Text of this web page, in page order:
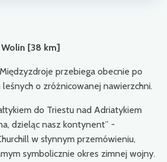
[38 km]
przebiega obecnie po
o zróżnicowanej nawierzchni.
do Triestu nad Adriatykiem
dzieląc nasz kontynent” -
w słynnym przemówieniu,
symbolicznie okres zimnej wojny.